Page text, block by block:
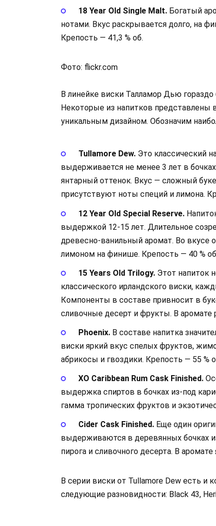
18 Year Old Single Malt.Богатый
нотами. Вкус раскрывается долго, на
Крепость — 41,3 % об.
Фото: flickr.com
В линейке виски Талламор Дью
Некоторые из напитков представлены
уникальным дизайном. Обозначим
Tullamore Dew.Это классический
выдерживается не менее 3 лет в
янтарный оттенок. Вкус — сложный
присутствуют ноты специй и лимона.
12 Year Old Special Reserve.
выдержкой 12-15 лет. Длительное
древесно-ванильный аромат. Во вкусе
лимоном на финише. Крепость — 40 %
15 Years Old Trilogy.Этот напиток
классического ирландского виски,
Компоненты в составе привносит в
сливочные десерт и фрукты. В аромате
Phoenix.В составе напитка
виски яркий вкус спелых фруктов,
абрикосы и гвоздики. Крепость — 55 %
XO Caribbean Rum Cask Finished.
выдержка спиртов в бочках из-под
гамма тропических фруктов и
Cider Cask Finished.Еще один
выдерживаются в деревянных бочках
пирога и сливочного десерта. В
В серии виски от Tullamore Dew есть
следующие разновидности: Black 43,